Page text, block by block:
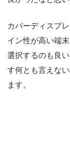
カバーディスプ
イン性が高い端
選択するのも良
す何とも言えな
ます。